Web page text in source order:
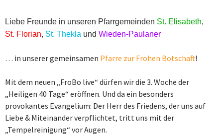
Liebe Freunde in unseren Pfarrgemeinden St. Elisabeth,
St. Florian, St. Thekla und Wieden-Paulaner
… in unserer gemeinsamen Pfarre zur Frohen Botschaft!
Mit dem neuen „FroBo live“ dürfen wir die 3. Woche der
„Heiligen 40 Tage“ eröffnen. Und da ein besonders
provokantes Evangelium: Der Herr des Friedens, der uns auf
Liebe & Miteinander verpflichtet, tritt uns mit der
„Tempelreinigung“ vor Augen.